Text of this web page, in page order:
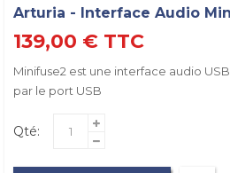
Arturia - Interface Audio
139,00 € TTC
Minifuse2 est une interface audio
par le port USB
Qté: